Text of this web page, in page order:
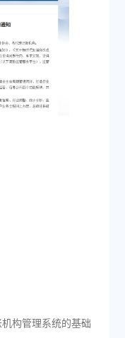
机构管理系统的基础